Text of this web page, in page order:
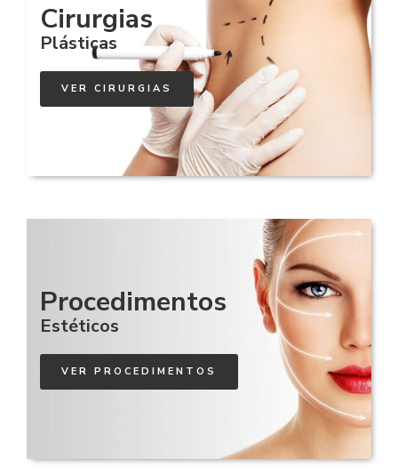
Cirurgias
Plásticas
VER CIRURGIAS
Procedimentos
Estéticos
VER PROCEDIMENTOS